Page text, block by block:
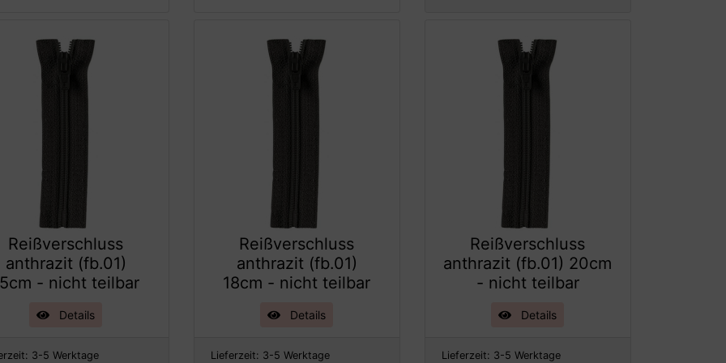
Reißverschluss
anthrazit (fb.01)
- nicht teilbar
Details
3-5 Werktage
Reißverschluss
anthrazit (fb.01)
18cm - nicht teilbar
Details
Lieferzeit: 3-5 Werktage
Reißverschluss
anthrazit (fb.01) 20cm
- nicht teilbar
Details
Lieferzeit: 3-5 Werktage